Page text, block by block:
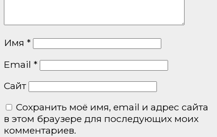
Имя *
Email *
Сайт
Сохранить моё имя, email и адрес сайта
в этом браузере для последующих моих
комментариев.